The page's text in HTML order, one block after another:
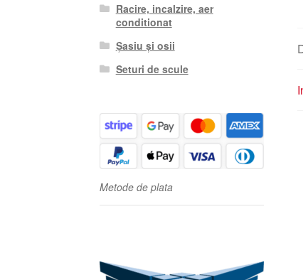
Racire, incalzire, aer
conditionat
Șasiu și osii
Seturi de scule
Metode de plata